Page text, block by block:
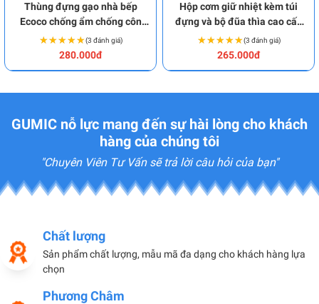
Thùng đựng gạo nhà bếp
Ecoco chống ẩm chống côn
trùng BA2030
★★★★★
★★★★★(3 đánh giá)
280.000đ
Hộp cơm giữ nhiệt kèm túi
đựng và bộ đũa thìa cao cấp
BA2017
★★★★★
★★★★★(3 đánh giá)
265.000đ
GUMIC nỗ lực mang đến sự hài lòng cho khách
hàng của chúng tôi
"Chuyên Viên Tư Vấn sẽ trả lời câu hỏi của bạn"
Chất lượng
Sản phẩm chất lượng, mẫu mã đa dạng cho khách hàng lựa
chọn
Phương Châm